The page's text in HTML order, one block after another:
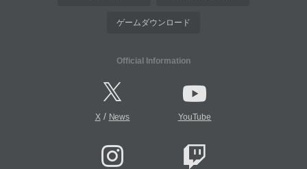
ゲームダウンロード
Official Information
X/ News YouTube